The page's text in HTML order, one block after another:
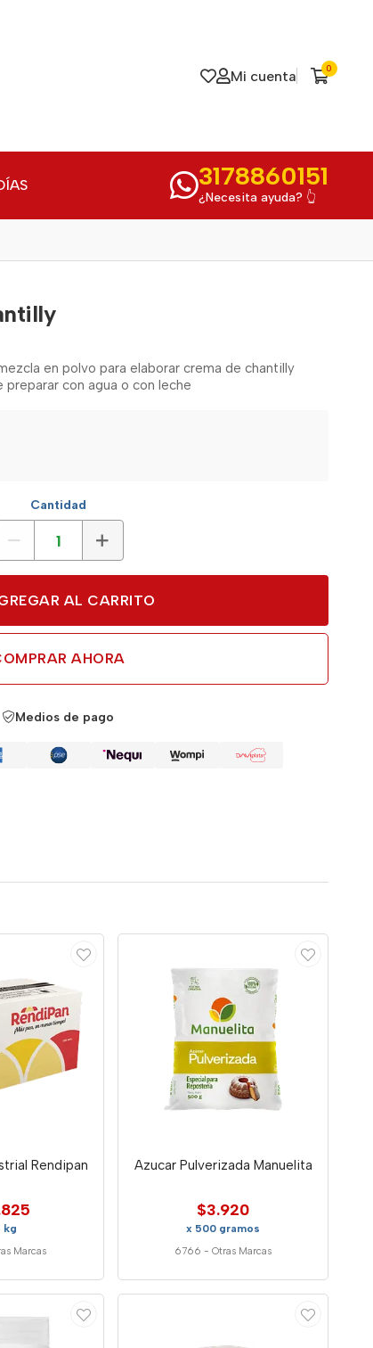
Mi cuenta 0
3178860151
¿Necesita ayuda? 👆
en polvo para elaborar crema de chantilly
con agua o con leche
Cantidad
AL CARRITO
AHORA
Medios de pago
Rendipan
kg
Marcas
Azucar Pulverizada Manuelita
$3.920
x 500 gramos
6766 -Otras Marcas